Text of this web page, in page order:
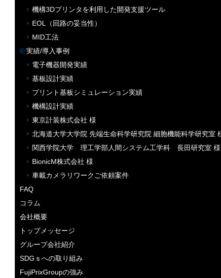
機構3Dプリンタを利用した開発支援ツール
EOL（回路の妥当性）
MID工法
実績/導入事例
電子機器開発実績
基板設計実績
プリント基板シミュレーション実績
機構設計実績
東京計装株式会社 様
北海道大学大学院 先端生命科学研究院 細胞機能科学研究室
関西学院大学 理工学部人間システム工学科 長田研究室 様
BionicM株式会社 様
車載カメラリワークご依頼案件
FAQ
コラム
会社概要
トップメッセージ
グループ会社紹介
SDGｓへの取り組み
FujiPrixGroupの強み